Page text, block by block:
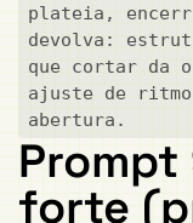
plateia,
devolva:
que cortar da
ajuste de
abertura.
Prompt
forte